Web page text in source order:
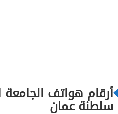
أرقام هواتف الجامعة
سلطنة عمان